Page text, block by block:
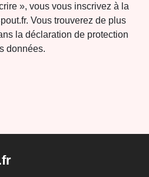
», vous vous inscrivez à la
Vous trouverez de plus
la déclaration de protection
données.